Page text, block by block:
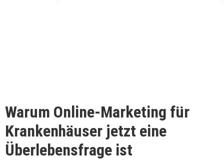
Warum Online-Marketing für
Krankenhäuser jetzt eine
Überlebensfrage ist